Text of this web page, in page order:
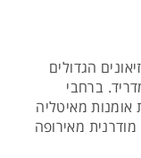
הגדולים
ברחבי
אומנות מאיטליה
אומנות מודרנית מאירופה